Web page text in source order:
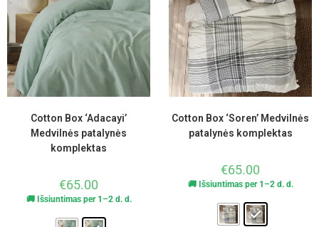
Cotton Box ‘Adacayi’
Medvilnės patalynės
komplektas
€65.00
🚚 Išsiuntimas per 1–2 d. d.
Cotton Box ‘Soren’ Medvilnės
patalynės komplektas
€65.00
🚚 Išsiuntimas per 1–2 d. d.